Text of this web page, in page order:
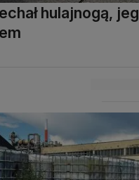
hulajnogą,